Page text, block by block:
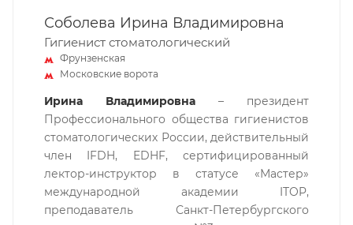
Соболева Ирина Владимировна
Гигиенист стоматологический
Фрунзенская
Московские ворота
Ирина Владимировна – президент
Профессионального общества гигиенистов
стоматологических России, действительный
член IFDH, EDHF, сертифицированный
лектор-инструктор в статусе «Мастер»
международной академии ITOP,
преподаватель Санкт-Петербургского